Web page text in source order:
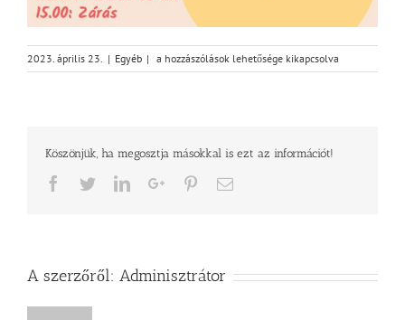
2023. április 23. | Egyéb | Egyházmegyei
Női
a hozzászólások lehetősége kikapcsolva
Köszönjük, ha megosztja másokkal is ezt az információt!
Facebook
TwitterLinkedInGoogle+PinterestEmail
A szerzőről: Adminisztrátor